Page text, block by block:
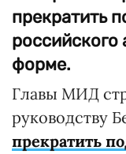
прекратить
российского
форме.
Главы МИД
руководству
прекратить